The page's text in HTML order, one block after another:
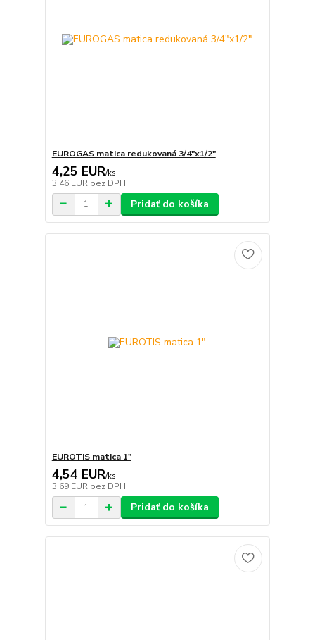
EUROGAS matica redukovaná 3/4"x1/2"
4,25 EUR/ks
3,46 EUR bez DPH
Pridať do košíka
EUROTIS matica 1"
4,54 EUR/ks
3,69 EUR bez DPH
Pridať do košíka